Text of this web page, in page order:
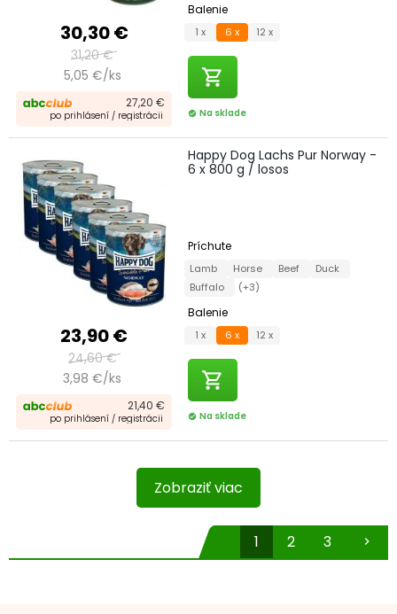
30,30 €
31,20 €
5,05 €/ks
27,20 €
po prihlásení / registrácii
Balenie
1 x 6 x 12 x
shopping_cart
check_circle Na sklade
23,90 €
24,60 €
3,98 €/ks
21,40 €
po prihlásení / registrácii
Happy Dog Lachs Pur Norway -
6 x 800 g / losos
Príchute
Lamb Horse Beef
Duck
Buffalo
(+3)
Balenie
1 x 6 x 12 x
shopping_cart
check_circle Na sklade
Zobraziť viac
1 2 3 chevron_right